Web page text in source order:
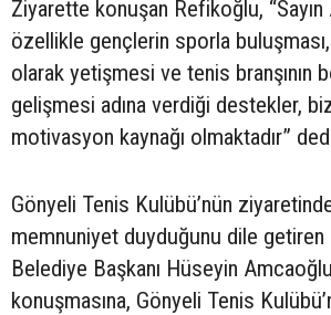
Ziyarette konuşan Refikoğlu, “Sayın
özellikle gençlerin sporla buluşması,
olarak yetişmesi ve tenis branşının
gelişmesi adına verdiği destekler,
motivasyon kaynağı olmaktadır”
Gönyeli Tenis Kulübü’nün
memnuniyet duyduğunu dile
Belediye Başkanı Hüseyin
konuşmasına, Gönyeli Tenis